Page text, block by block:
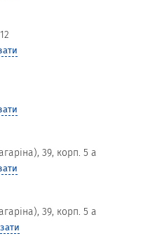
39, корп. 5 а
39, корп. 5 а